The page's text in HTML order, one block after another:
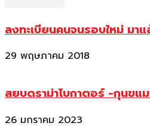
ลงทะเบียนคนจนรอบใหม่ มา
29 พฤษภาคม 2018
สยบดราม่าโบกาตอร์ -กุนขแ
26 มกราคม 2023